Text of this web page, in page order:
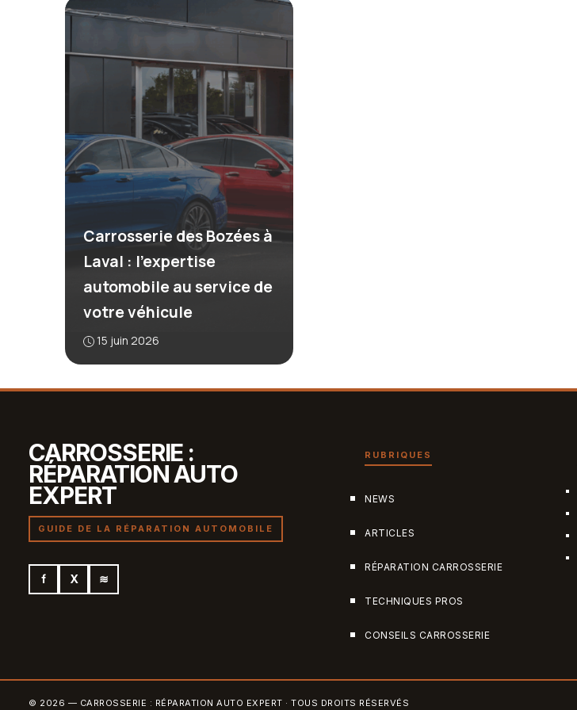
Carrosserie des Bozées à
Laval : l’expertise
automobile au service de
votre véhicule
15 juin 2026
CARROSSERIE :
RÉPARATION AUTO
EXPERT
GUIDE DE LA RÉPARATION AUTOMOBILE
f X ≋
RUBRIQUES
NEWS
ARTICLES
RÉPARATION CARROSSERIE
TECHNIQUES PROS
CONSEILS CARROSSERIE
© 2026 — CARROSSERIE : RÉPARATION AUTO EXPERT · TOUS DROITS RÉSERVÉS